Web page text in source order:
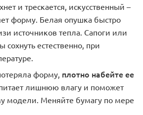
и трескается, искусственный –
форму. Белая опушка быстро
источников тепла. Сапоги или
естественно, при
форму, плотно набейте ее
лишнюю влагу и поможет
модели. Меняйте бумагу по мере